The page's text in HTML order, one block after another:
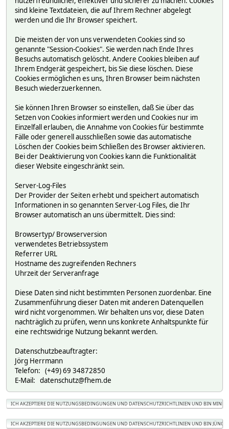
sind kleine Textdateien, die auf Ihrem Rechner abgelegt
werden und die Ihr Browser speichert.
Die meisten der von uns verwendeten Cookies sind so
genannte "Session-Cookies". Sie werden nach Ende Ihres
Besuchs automatisch gelöscht. Andere Cookies bleiben auf
Ihrem Endgerät gespeichert, bis Sie diese löschen. Diese
Cookies ermöglichen es uns, Ihren Browser beim nächsten
Besuch wiederzuerkennen.
Sie können Ihren Browser so einstellen, daß Sie über das
Setzen von Cookies informiert werden und Cookies nur im
Einzelfall erlauben, die Annahme von Cookies für bestimmte
Fälle oder generell ausschließen sowie das automatische
Löschen der Cookies beim Schließen des Browser aktivieren.
Bei der Deaktivierung von Cookies kann die Funktionalität
dieser Website eingeschränkt sein.
Server-Log-Files
Der Provider der Seiten erhebt und speichert automatisch
Informationen in so genannten Server-Log Files, die Ihr
Browser automatisch an uns übermittelt. Dies sind:
Browsertyp/ Browserversion
verwendetes Betriebssystem
Referrer URL
Hostname des zugreifenden Rechners
Uhrzeit der Serveranfrage
Diese Daten sind nicht bestimmten Personen zuordenbar. Eine
Zusammenführung dieser Daten mit anderen Datenquellen
wird nicht vorgenommen. Wir behalten uns vor, diese Daten
nachträglich zu prüfen, wenn uns konkrete Anhaltspunkte für
eine rechtswidrige Nutzung bekannt werden.
Datenschutzbeauftragter:
Jörg Herrmann
Telefon: (+49) 69 34872850
E-Mail: datenschutz@fhem.de